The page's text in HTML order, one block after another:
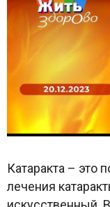
Катаракта – это
лечения